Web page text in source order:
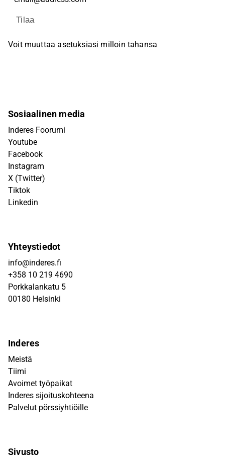
Tilaa
Voit muuttaa asetuksiasi milloin tahansa
Sosiaalinen media
Inderes Foorumi
Youtube
Facebook
Instagram
X (Twitter)
Tiktok
Linkedin
Yhteystiedot
info@inderes.fi
+358 10 219 4690
Porkkalankatu 5
00180 Helsinki
Inderes
Meistä
Tiimi
Avoimet työpaikat
Inderes sijoituskohteena
Palvelut pörssiyhtiöille
Sivusto